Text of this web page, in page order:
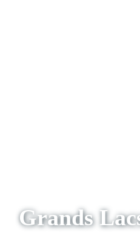
Grands